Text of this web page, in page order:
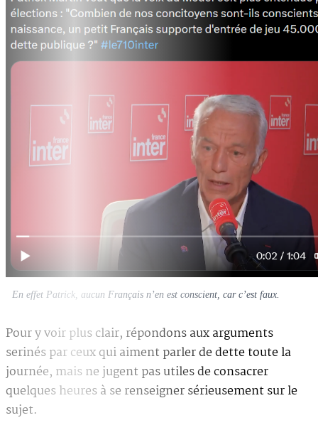
En effet Patrick, aucun Français n’en est conscient, car c’est faux.
Pour y voir plus clair, répondons aux arguments
serinés par ceux qui aiment parler de dette toute la
journée, mais ne jugent pas utiles de consacrer
quelques heures à se renseigner sérieusement sur le
sujet.